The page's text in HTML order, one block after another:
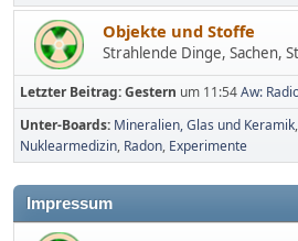
Objekte und Stoffe
Strahlende Dinge, Sachen,
Letzter Beitrag:Gestern um 11:54Aw:
Unter-Boards Mineralien, Glas und Keramik
Nuklearmedizin Radon Experimente
Impressum